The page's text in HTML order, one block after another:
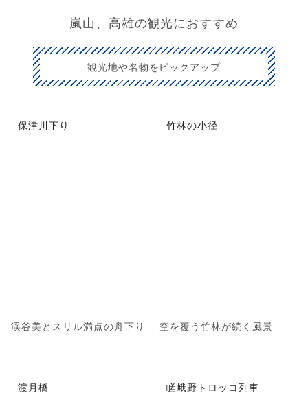
嵐山、高雄の観光におすすめ
観光地や名物をピックアップ
保津川下り
渓谷美とスリル満点の舟下り
竹林の小径
空を覆う竹林が続く風景
渡月橋 嵯峨野トロッコ列車